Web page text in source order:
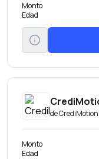
Monto
Edad
deCrediMotion
Monto
Edad